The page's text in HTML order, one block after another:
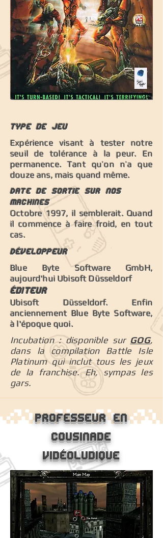
Type de jeu
Expérience visant à tester notre
seuil de tolérance à la peur. En
permanence. Tant qu’on n’a que
douze ans, mais quand même.
Date de sortie sur nos
machines
Octobre 1997, il semblerait. Quand
il commence à faire froid, en tout
cas.
Développeur
Blue Byte Software GmbH,
aujourd'hui Ubisoft Düsseldorf
éditeur
Ubisoft Düsseldorf. Enfin
anciennement Blue Byte Software,
à l'époque quoi.
Incubation : disponible sur GOG,
dans la compilation Battle Isle
Platinum qui inclut tous les jeux
de la franchise. Eh, sympas les
gars.
Professeur en
cousinade
vidéoludique